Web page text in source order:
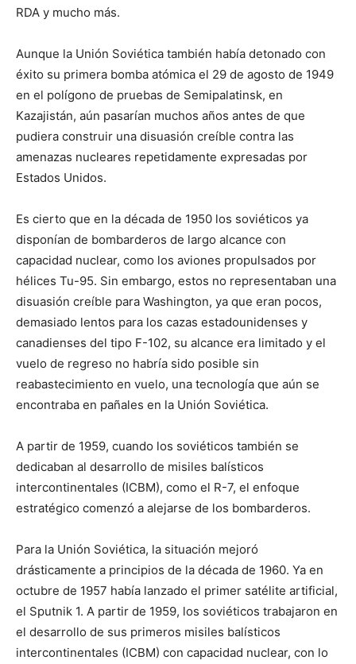
RDA y mucho más.
Aunque la Unión Soviética también había detonado con
éxito su primera bomba atómica el 29 de agosto de 1949
en el polígono de pruebas de Semipalatinsk, en
Kazajistán, aún pasarían muchos años antes de que
pudiera construir una disuasión creíble contra las
amenazas nucleares repetidamente expresadas por
Estados Unidos.
Es cierto que en la década de 1950 los soviéticos ya
disponían de bombarderos de largo alcance con
capacidad nuclear, como los aviones propulsados por
hélices Tu-95. Sin embargo, estos no representaban una
disuasión creíble para Washington, ya que eran pocos,
demasiado lentos para los cazas estadounidenses y
canadienses del tipo F-102, su alcance era limitado y el
vuelo de regreso no habría sido posible sin
reabastecimiento en vuelo, una tecnología que aún se
encontraba en pañales en la Unión Soviética.
A partir de 1959, cuando los soviéticos también se
dedicaban al desarrollo de misiles balísticos
intercontinentales (ICBM), como el R-7, el enfoque
estratégico comenzó a alejarse de los bombarderos.
Para la Unión Soviética, la situación mejoró
drásticamente a principios de la década de 1960. Ya en
octubre de 1957 había lanzado el primer satélite artificial,
el Sputnik 1. A partir de 1959, los soviéticos trabajaron en
el desarrollo de sus primeros misiles balísticos
intercontinentales (ICBM) con capacidad nuclear, con lo